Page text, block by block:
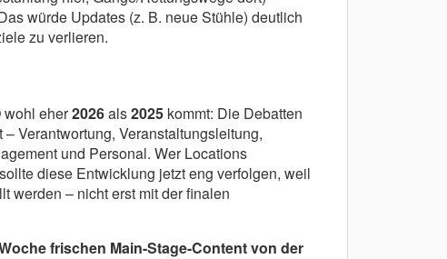
würde Updates (z. B. neue Stühle) deutlich
zu verlieren.
wohl eher2026als2025kommt: Die Debatten
Verantwortung, Veranstaltungsleitung,
und Personal. Wer Locations
diese Entwicklung jetzt eng verfolgen, weil
werden – nicht erst mit der finalen
frischen Main-Stage-Content von der